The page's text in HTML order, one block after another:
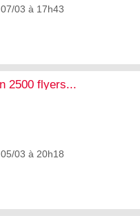
03 à 17h43
2500 flyers...
03 à 20h18